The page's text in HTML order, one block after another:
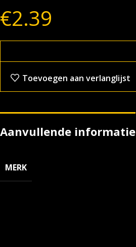
€2.39
Toevoegen aan verlanglijst
Aanvullende informatie
MERK